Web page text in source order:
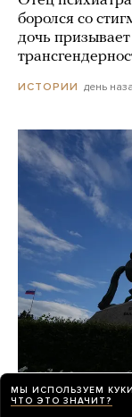
боролся со
дочь
ИСТОРИИ день
«Виталий
МЫ ИСПОЛЬЗУЕМ
ЧТО ЭТО ЗНАЧИТ?